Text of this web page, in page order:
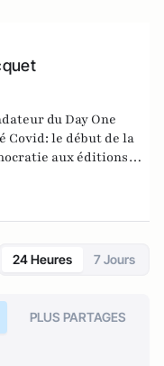
du Day One
Covid: le début de la
aux éditions
24 Heures 7 Jours
PLUS PARTAGES